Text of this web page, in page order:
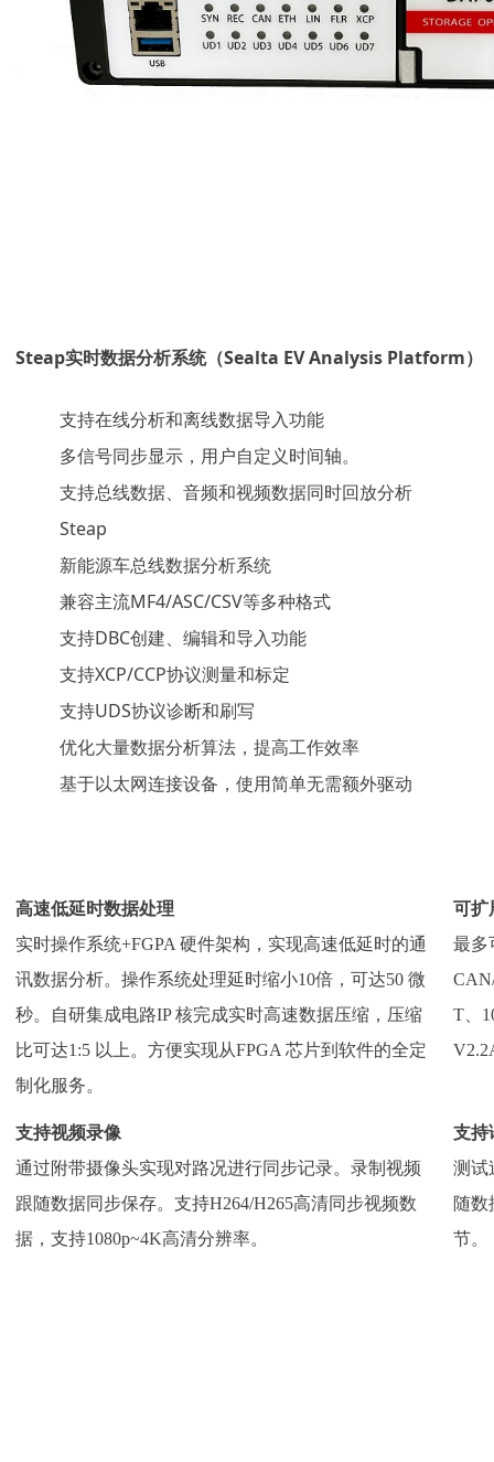
Steap实时数据分析系统（Sealta EV Analysis Platform）
支持在线分析和离线数据导入功能
多信号同步显示，用户自定义时间轴。
支持总线数据、音频和视频数据同时回放分析
Steap
新能源车总线数据分析系统
兼容主流MF4/ASC/CSV等多种格式
支持DBC创建、编辑和导入功能
支持XCP/CCP协议测量和标定
支持UDS协议诊断和刷写
优化大量数据分析算法，提高工作效率
基于以太网连接设备，使用简单无需额外驱动
高速低延时数据处理
实时操作系统+FGPA 硬件架构，实现高速低延时的通
讯数据分析。操作系统处理延时缩小10倍，可达50 微
秒。自研集成电路IP 核完成实时高速数据压缩，压缩
比可达1:5 以上。方便实现从FPGA 芯片到软件的全定
制化服务。
可扩
最多
T、
支持视频录像
通过附带摄像头实现对路况进行同步记录。录制视频
跟随数据同步保存。支持H264/H265高清同步视频数
据，支持1080p~4K高清分辨率。
支持
测试
随
节。